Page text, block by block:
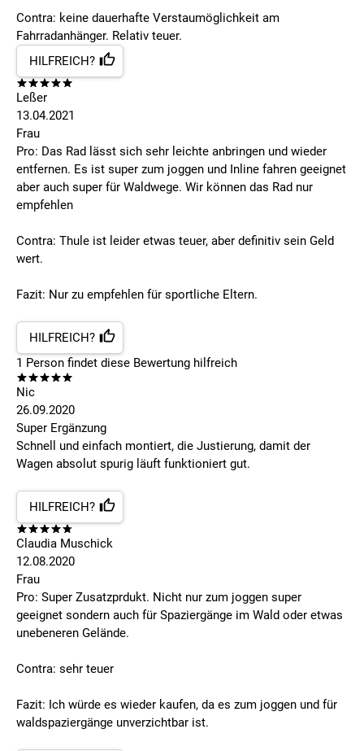
Contra: keine dauerhafte Verstaumöglichkeit am
Fahrradanhänger. Relativ teuer.
HILFREICH?
Leßer
13.04.2021
Frau
Pro: Das Rad lässt sich sehr leichte anbringen und wieder
entfernen. Es ist super zum joggen und Inline fahren geeignet
aber auch super für Waldwege. Wir können das Rad nur
empfehlen
Contra: Thule ist leider etwas teuer, aber definitiv sein Geld
wert.
Fazit: Nur zu empfehlen für sportliche Eltern.
HILFREICH?
1 Person findet diese Bewertung hilfreich
Nic
26.09.2020
Super Ergänzung
Schnell und einfach montiert, die Justierung, damit der
Wagen absolut spurig läuft funktioniert gut.
HILFREICH?
Claudia Muschick
12.08.2020
Frau
Pro: Super Zusatzprdukt. Nicht nur zum joggen super
geeignet sondern auch für Spaziergänge im Wald oder etwas
unebeneren Gelände.
Contra: sehr teuer
Fazit: Ich würde es wieder kaufen, da es zum joggen und für
waldspaziergänge unverzichtbar ist.